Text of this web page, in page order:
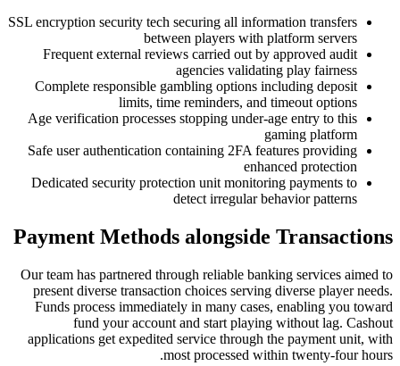
SSL encryption security tech
between
Frequent external reviews
Complete responsible gambling
limits, time
Age verification processes
Safe user authentication
Dedicated security protection
detect
Payment Methods
Our team has partnered through
present diverse transaction
Funds process immediately in
fund your account and
applications get expedited
most